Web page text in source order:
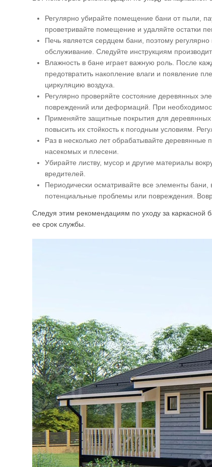
Регулярно убирайте помещение бани от пыли,
проветривайте помещение и удаляйте остатки
Печь является сердцем бани, поэтому
обслуживание. Следуйте инструкциям
Влажность в бане играет важную роль. После
предотвратить накопление влаги и появление
циркуляцию воздуха.
Регулярно проверяйте состояние деревянных
повреждений или деформаций. При
Применяйте защитные покрытия для деревянных
повысить их стойкость к погодным условиям.
Раз в несколько лет обрабатывайте
насекомых и плесени.
Убирайте листву, мусор и другие материалы
вредителей.
Периодически осматривайте все элементы
потенциальные проблемы или повреждения.
Следуя этим рекомендациям по уходу за каркасной
ее срок службы.